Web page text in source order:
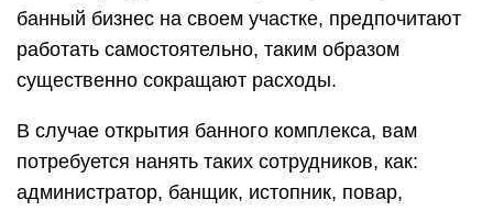
банный бизнес на своем участке, предпочитают
работать самостоятельно, таким образом
существенно сокращают расходы.
В случае открытия банного комплекса, вам
потребуется нанять таких сотрудников, как:
администратор, банщик, истопник, повар,